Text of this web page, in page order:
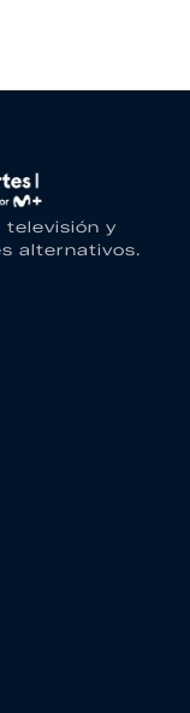
televisión y
alternativos.